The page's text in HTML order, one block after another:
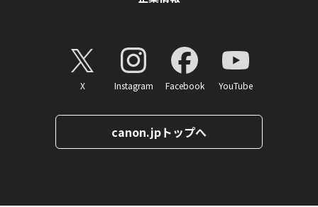
X Instagram Facebook YouTube
canon.jpトップへ